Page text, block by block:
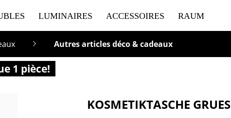
LUMINAIRES ACCESSOIRES RAUM
Autres articles déco & cadeaux
1 pièce!
KOSMETIKTASCHE GRUES